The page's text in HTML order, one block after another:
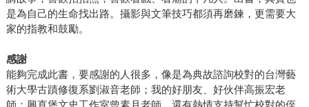
是為自己的生命找出路。攝影與文筆技巧都須再磨鍊，更需要大
家的指教和鼓勵。
感謝
能夠完成此書，要感謝的人很多，像是為典故諮詢校對的台灣藝
術大學古蹟修復系劉淑音老師；我的好朋友、好伙伴高振宏老
師；興直堡文史工作室曾素月老師。還有熱情支持幫忙校對的侄